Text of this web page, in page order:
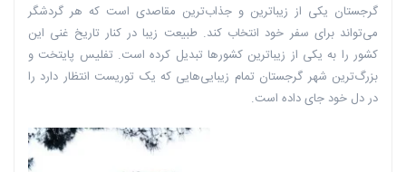
گرجستان یکی از زیباترین و جذاب‌ترین مقاصدی است که هر گردشگر
می‌تواند برای سفر خود انتخاب کند. طبیعت زیبا در کنار تاریخ غنی این
کشور را به یکی از زیباترین کشورها تبدیل کرده است. تفلیس پایتخت و
بزرگ‌ترین شهر گرجستان تمام زیبایی‌هایی که یک توریست انتظار دارد را
در دل خود جای داده است.